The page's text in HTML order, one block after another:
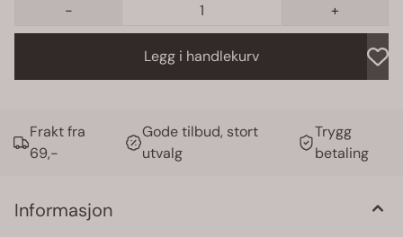
- +
Legg i handlekurv
Frakt fra
69,-
Gode tilbud, stort
utvalg
Trygg
betaling
Informasjon